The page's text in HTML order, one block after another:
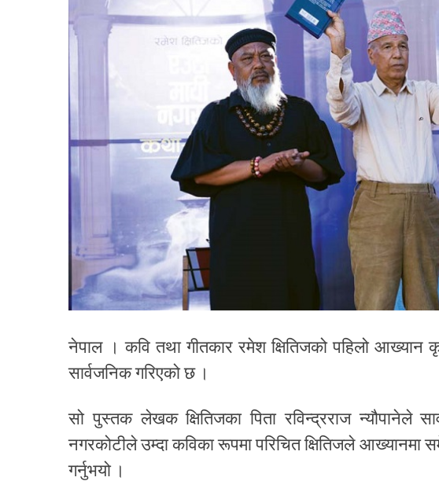
नेपाल । कवि तथा गीतकार रमेश क्षितिजको पहिलो आख्यान
सार्वजनिक गरिएको छ ।
सो पुस्तक लेखक क्षितिजका पिता रविन्द्रराज न्यौपानेले
नगरकोटीले उम्दा कविका रूपमा परिचित क्षितिजले
गर्नुभयो ।